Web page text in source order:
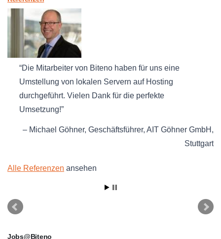
Die Mitarbeiter von Biteno haben für uns eine
Umstellung von lokalen Servern auf Hosting
durchgeführt. Vielen Dank für die perfekte
Umsetzung!
Michael Göhner Geschäftsführer AIT Göhner GmbH
Stuttgart
Alle Referenzen ansehen
Jobs@Biteno